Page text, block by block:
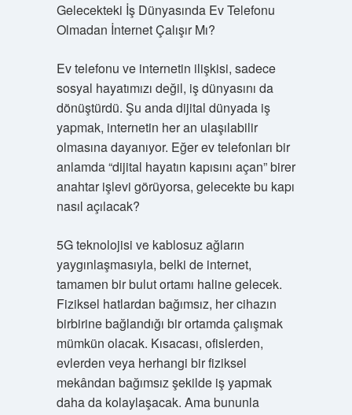
Gelecekteki İş Dünyasında Ev Telefonu
Olmadan İnternet Çalışır Mı?
Ev telefonu ve internetin ilişkisi, sadece
sosyal hayatımızı değil, iş dünyasını da
dönüştürdü. Şu anda dijital dünyada iş
yapmak, internetin her an ulaşılabilir
olmasına dayanıyor. Eğer ev telefonları bir
anlamda “dijital hayatın kapısını açan” birer
anahtar işlevi görüyorsa, gelecekte bu kapı
nasıl açılacak?
5G teknolojisi ve kablosuz ağların
yaygınlaşmasıyla, belki de internet,
tamamen bir bulut ortamı haline gelecek.
Fiziksel hatlardan bağımsız, her cihazın
birbirine bağlandığı bir ortamda çalışmak
mümkün olacak. Kısacası, ofislerden,
evlerden veya herhangi bir fiziksel
mekândan bağımsız şekilde iş yapmak
daha da kolaylaşacak. Ama bununla